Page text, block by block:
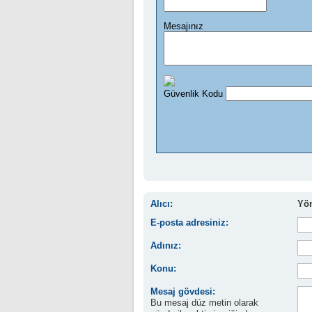
Alıcı:
E-posta adresiniz:
Adınız:
Konu:
Mesaj gövdesi:
Bu mesaj düz metin olarak